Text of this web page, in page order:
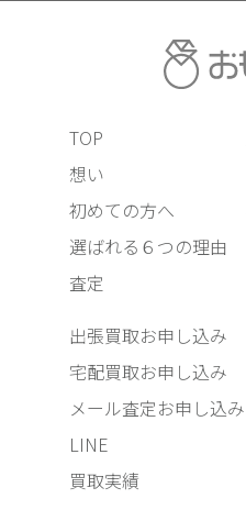
TOP
想い
初めての方へ
選ばれる６つの理由
査定
出張買取お申し込み
宅配買取お申し込み
メール査定お申し込み
LINE
買取実績